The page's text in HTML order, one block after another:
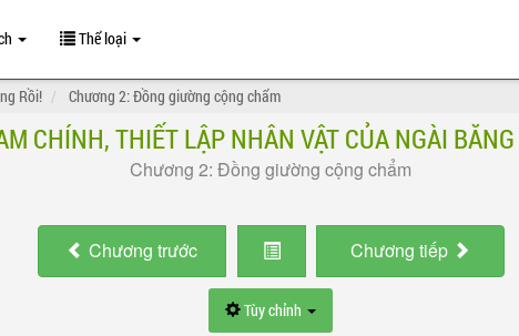
Thể loại
Rồi! Chương 2: Đồng giường cộng chẩm
CHÍNH, THIẾT LẬP NHÂN VẬT CỦA NGÀI
Chương 2: Đồng giường cộng chẩm
Chương trước Chương tiếp
Tùy chỉnh